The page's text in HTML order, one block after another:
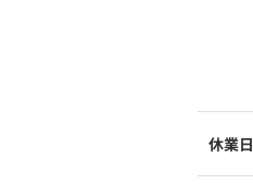
休業日